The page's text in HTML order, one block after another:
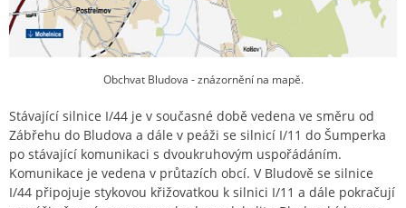
Obchvat Bludova - znázornění na mapě.
Stávající silnice I/44 je v současné době vedena ve směru od
Zábřehu do Bludova a dále v peáži se silnicí I/11 do Šumperka
po stávající komunikaci s dvoukruhovým uspořádáním.
Komunikace je vedena v průtazích obcí. V Bludově se silnice
I/44 připojuje stykovou křižovatkou k silnici I/11 a dále pokračují